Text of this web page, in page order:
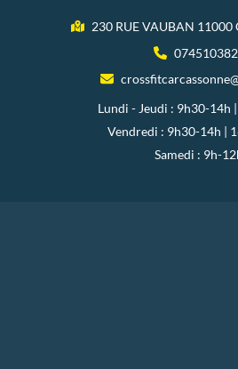
230 RUE VAUBAN 11000
Lundi - Jeudi : 9h30-14h
Vendredi : 9h30-14h |
Samedi : 9h-